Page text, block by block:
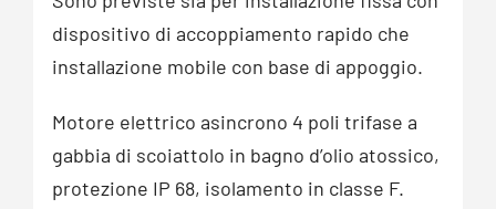
dispositivo di accoppiamento rapido che
installazione mobile con base di appoggio.
Motore elettrico asincrono 4 poli trifase a
gabbia di scoiattolo in bagno d’olio atossico,
protezione IP 68, isolamento in classe F.